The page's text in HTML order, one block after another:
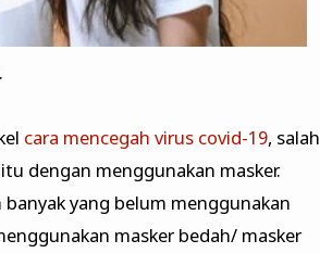
cara mencegah virus covid-19, salah
dengan menggunakan masker.
yang belum menggunakan
masker bedah/ masker